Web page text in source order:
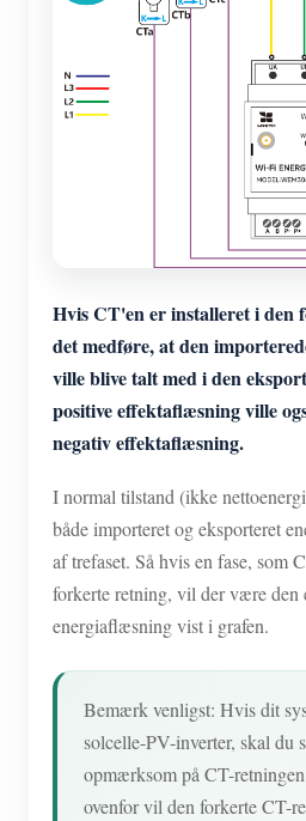
Hvis CT'en er installeret i den
det medføre, at den
ville blive talt med i den
positive effektaflæsning ville
negativ effektaflæsning.
I normal tilstand (ikke
både importeret og eksporteret
af trefaset. Så hvis en fase, som
forkerte retning, vil der være den
energiaflæsning vist i grafen.
Bemærk venligst: Hvis dit
solcelle-PV-inverter, skal du
opmærksom på CT-
ovenfor vil den forkerte CT-